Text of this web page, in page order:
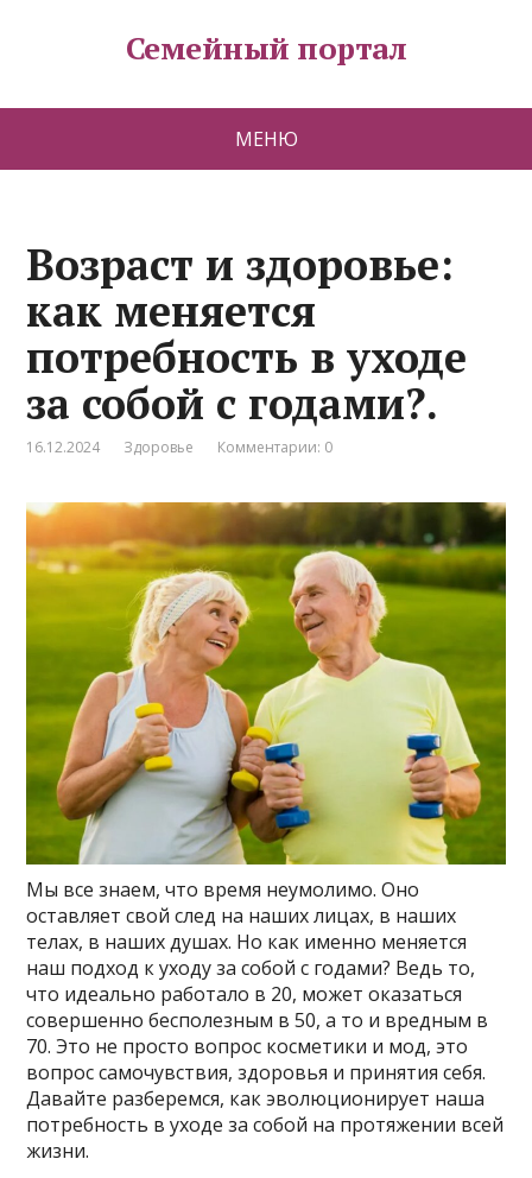
Семейный портал
МЕНЮ
Возраст и здоровье:
как меняется
потребность в уходе
за собой с годами?.
16.12.2024 Здоровье Комментарии: 0
Мы все знаем, что время неумолимо. Оно
оставляет свой след на наших лицах, в наших
телах, в наших душах. Но как именно меняется
наш подход к уходу за собой с годами? Ведь то,
что идеально работало в 20, может оказаться
совершенно бесполезным в 50, а то и вредным в
70. Это не просто вопрос косметики и мод, это
вопрос самочувствия, здоровья и принятия себя.
Давайте разберемся, как эволюционирует наша
потребность в уходе за собой на протяжении всей
жизни.